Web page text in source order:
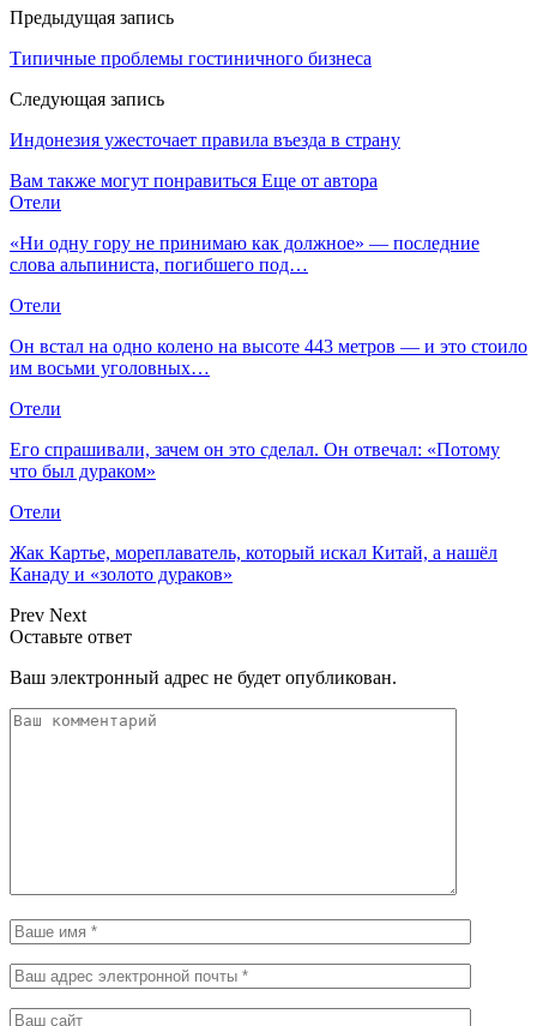
Предыдущая запись
Типичные проблемы гостиничного бизнеса
Следующая запись
Индонезия ужесточает правила въезда в страну
Вам также могут понравиться Еще от автора
Отели
«Ни одну гору не принимаю как должное» — последние
слова альпиниста, погибшего под…
Отели
Он встал на одно колено на высоте 443 метров — и это стоило
им восьми уголовных…
Отели
Его спрашивали, зачем он это сделал. Он отвечал: «Потому
что был дураком»
Отели
Жак Картье, мореплаватель, который искал Китай, а нашёл
Канаду и «золото дураков»
Prev Next
Оставьте ответ
Ваш электронный адрес не будет опубликован.